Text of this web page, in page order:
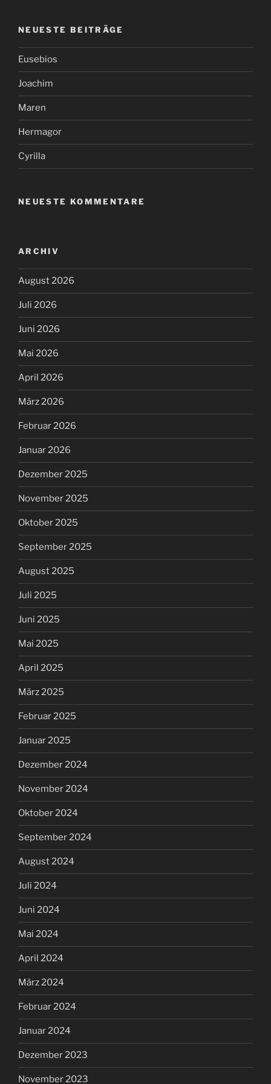
NEUESTE BEITRÄGE
Eusebios
Joachim
Maren
Hermagor
Cyrilla
NEUESTE KOMMENTARE
ARCHIV
August 2026
Juli 2026
Juni 2026
Mai 2026
April 2026
März 2026
Februar 2026
Januar 2026
Dezember 2025
November 2025
Oktober 2025
September 2025
August 2025
Juli 2025
Juni 2025
Mai 2025
April 2025
März 2025
Februar 2025
Januar 2025
Dezember 2024
November 2024
Oktober 2024
September 2024
August 2024
Juli 2024
Juni 2024
Mai 2024
April 2024
März 2024
Februar 2024
Januar 2024
Dezember 2023
November 2023